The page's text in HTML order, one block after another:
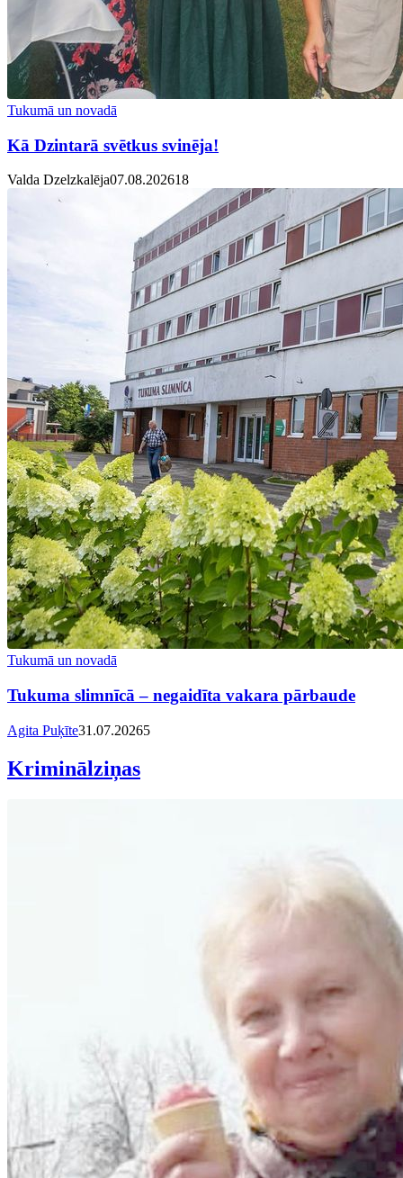
Tukumā un novadā
Kā Dzintarā svētkus svinēja!
Valda Dzelzkalēja07.08.202618
Tukumā un novadā
Tukuma slimnīcā – negaidīta vakara pārbaude
Agita Puķīte31.07.20265
Kriminālziņas